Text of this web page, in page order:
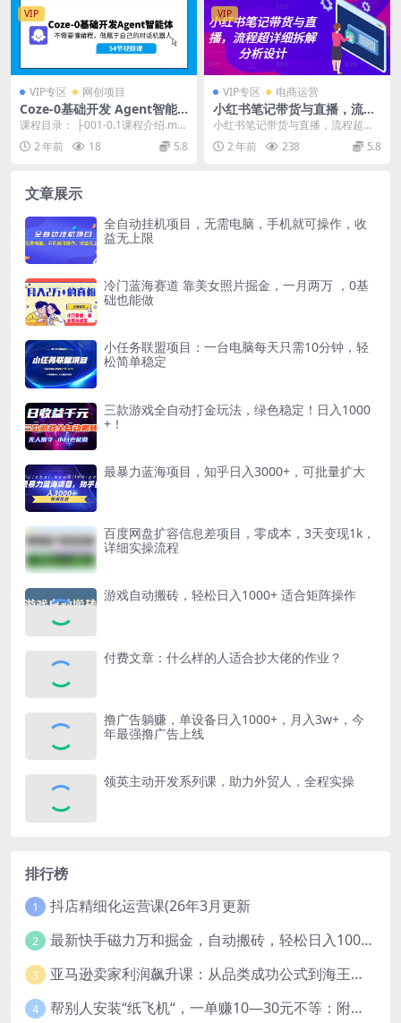
VIP
VIP专区 网创项目
Coze-0基础开发 Agent智能
体教程：不需要懂编程，做属
于自己的对话机器人
课程目录： ├001-0.1课程介绍.mp
4 ├002-1.1主页对话框.mp4...
2 年前 18 5.8
VIP
VIP专区 电商运营
小红书笔记带货与直播，流程
超详细拆解分析设计
小红书笔记带货与直播，流程超详
细拆解分析设计 课程内容： 001.为
什么要做小红...
2 年前 238 5.8
文章展示
全自动挂机项目，无需电脑，手机就可操作，收
益无上限
冷门蓝海赛道 靠美女照片掘金，一月两万 ，0基
础也能做
小任务联盟项目：一台电脑每天只需10分钟，轻
松简单稳定
三款游戏全自动打金玩法，绿色稳定！日入1000
+！
最暴力蓝海项目，知乎日入3000+，可批量扩大
百度网盘扩容信息差项目，零成本，3天变现1k，
详细实操流程
游戏自动搬砖，轻松日入1000+ 适合矩阵操作
付费文章：什么样的人适合抄大佬的作业？
撸广告躺赚，单设备日入1000+，月入3w+，今
年最强撸广告上线
领英主动开发系列课，助力外贸人，全程实操
排行榜
1 抖店精细化运营课(26年3月更新
2 最新快手磁力万和掘金，自动搬砖，轻松日入100-200，操作简单
3 亚马逊卖家利润飙升课：从品类成功公式到海王打法，让每个SKU都成爆款一路飙升(更新26年3月
4 帮别人安装“纸飞机“，一单赚10—30元不等：附：免费节点